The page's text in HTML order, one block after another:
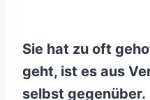
Sie hat zu oft
geht, ist es aus
selbst gegenüber.